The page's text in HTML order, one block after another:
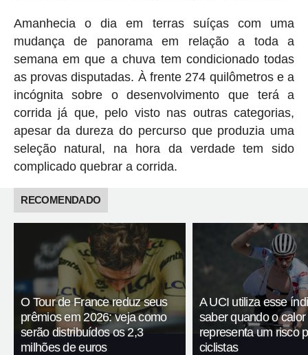
Amanhecia o dia em terras suíças com uma
mudança de panorama em relação a toda a
semana em que a chuva tem condicionado todas
as provas disputadas. À frente 274 quilômetros e a
incógnita sobre o desenvolvimento que terá a
corrida já que, pelo visto nas outras categorias,
apesar da dureza do percurso que produzia uma
seleção natural, na hora da verdade tem sido
complicado quebrar a corrida.
RECOMENDADO
O Tour de France reduz seus
prêmios em 2026: veja como
serão distribuídos os 2,3
milhões de euros
A UCI utiliza esse
saber quando o calor
representa um risco
ciclistas